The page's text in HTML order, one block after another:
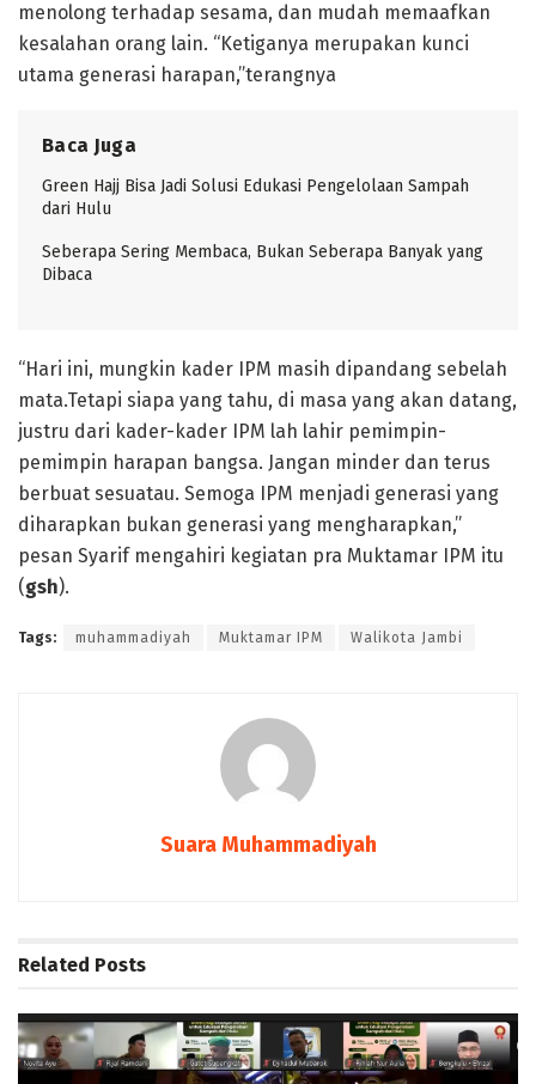
menolong terhadap sesama, dan mudah memaafkan
kesalahan orang lain. “Ketiganya merupakan kunci
utama generasi harapan,”terangnya
Baca Juga
Green Hajj Bisa Jadi Solusi Edukasi Pengelolaan Sampah
dari Hulu
Seberapa Sering Membaca, Bukan Seberapa Banyak yang
Dibaca
“Hari ini, mungkin kader IPM masih dipandang sebelah
mata.Tetapi siapa yang tahu, di masa yang akan datang,
justru dari kader-kader IPM lah lahir pemimpin-
pemimpin harapan bangsa. Jangan minder dan terus
berbuat sesuatau. Semoga IPM menjadi generasi yang
diharapkan bukan generasi yang mengharapkan,”
pesan Syarif mengahiri kegiatan pra Muktamar IPM itu
(gsh).
Tags: muhammadiyah Muktamar IPM Walikota Jambi
Suara Muhammadiyah
Related Posts